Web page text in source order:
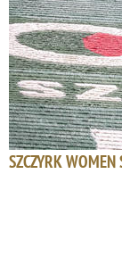
SZCZYRK WOMEN